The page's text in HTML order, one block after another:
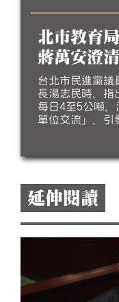
20%標準造成的
北市教育
蔣萬安澄
台北市民進黨議
長湯志民時，指
每日4至5公噸
單位交流」，引
今（6）日澄清
延伸閱讀